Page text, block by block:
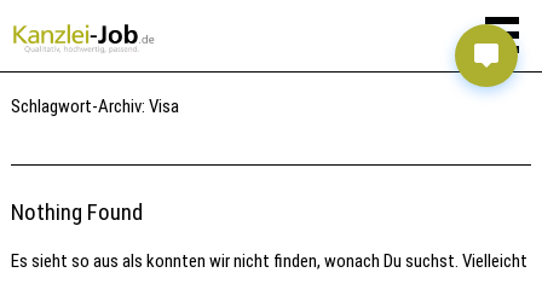
Schlagwort-Archiv:Visa
Nothing Found
Es sieht so aus als konnten wir nicht finden, wonach Du suchst. Vielleicht